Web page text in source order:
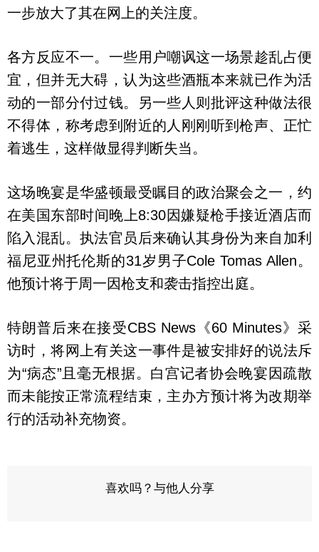
一步放大了其在网上的关注度。
各方反应不一。一些用户嘲讽这一场景趁乱占便
宜，但并无大碍，认为这些酒瓶本来就已作为活
动的一部分付过钱。另一些人则批评这种做法很
不得体，称考虑到附近的人刚刚听到枪声、正忙
着逃生，这样做显得判断失当。
这场晚宴是华盛顿最受瞩目的政治聚会之一，约
在美国东部时间晚上8:30因嫌疑枪手接近酒店而
陷入混乱。执法官员后来确认其身份为来自加利
福尼亚州托伦斯的31岁男子Cole Tomas Allen。
他预计将于周一因枪支和袭击指控出庭。
特朗普后来在接受CBS News《60 Minutes》采
访时，将网上有关这一事件是被安排好的说法斥
为“病态”且毫无根据。白宫记者协会晚宴因疏散
而未能按正常流程结束，主办方预计将为改期举
行的活动补充物资。
喜欢吗？与他人分享